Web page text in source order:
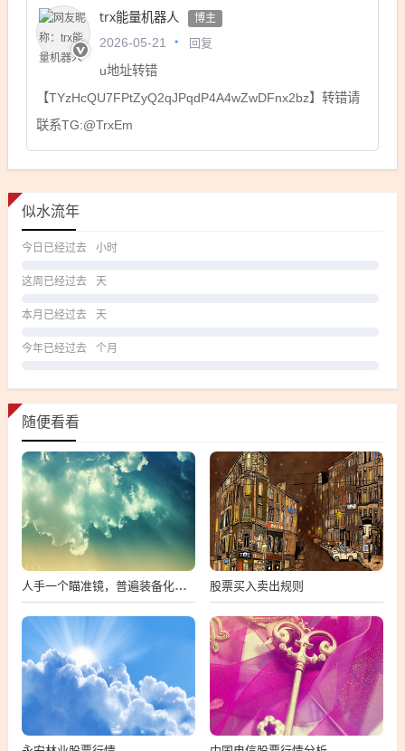
trx能量机器人 博主
2026-05-21 回复
u地址转错
【TYzHcQU7FPtZyQ2qJPqdP4A4wZwDFnx2bz】转错请
联系TG:@TrxEm
似水流年
今日已经过去 小时
这周已经过去 天
本月已经过去 天
今年已经过去 个月
随便看看
人手一个瞄准镜，普遍装备化背后的意义与影响 股票买入卖出规则